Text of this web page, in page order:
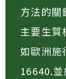
方法的關
主要生質
如歐洲施
16640.